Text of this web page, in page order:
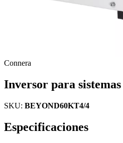
Connera
Inversor para
SKU: BEYOND60KT4/4
Especificaciones